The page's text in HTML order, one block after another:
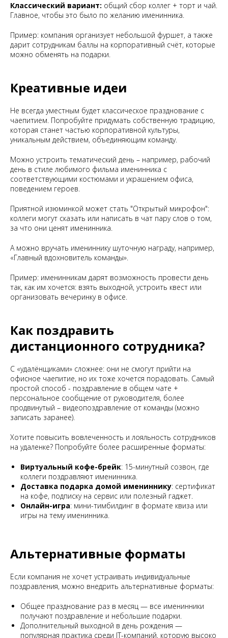
Классический вариант: общий сбор коллег + торт и чай.
Главное, чтобы это было по желанию именинника.
Пример: компания организует небольшой фуршет, а также
дарит сотрудникам баллы на корпоративный счёт, которые
можно обменять на подарки.
Креативные идеи
Не всегда уместным будет классическое празднование с
чаепитием. Попробуйте придумать собственную традицию,
которая станет частью корпоративной культуры,
уникальным действием, объединяющим команду.
Можно устроить тематический день – например, рабочий
день в стиле любимого фильма именинника с
соответствующими костюмами и украшением офиса,
поведением героев.
Приятной изюминкой может стать "Открытый микрофон":
коллеги могут сказать или написать в чат пару слов о том,
за что они ценят именинника.
А можно вручать имениннику шуточную награду, например,
«Главный вдохновитель команды».
Пример: именинникам дарят возможность провести день
так, как им хочется: взять выходной, устроить квест или
организовать вечеринку в офисе.
Как поздравить
дистанционного сотрудника?
С «удалёнщиками» сложнее: они не смогут прийти на
офисное чаепитие, но их тоже хочется порадовать. Самый
простой способ - поздравление в общем чате +
персональное сообщение от руководителя, более
продвинутый – видеопоздравление от команды (можно
записать заранее).
Хотите повысить вовлеченность и лояльность сотрудников
на удаленке? Попробуйте более расширенные форматы:
Виртуальный кофе-брейк: 15-минутный созвон, где
коллеги поздравляют именинника.
Доставка подарка домой имениннику: сертификат
на кофе, подписку на сервис или полезный гаджет.
Онлайн-игра: мини-тимбилдинг в формате квиза или
игры на тему именинника.
Альтернативные форматы
Если компания не хочет устраивать индивидуальные
поздравления, можно внедрить альтернативные форматы:
Общее празднование раз в месяц — все именинники
получают поздравление и небольшие подарки.
Дополнительный выходной в день рождения —
популярная практика среди IT-компаний, которую высоко